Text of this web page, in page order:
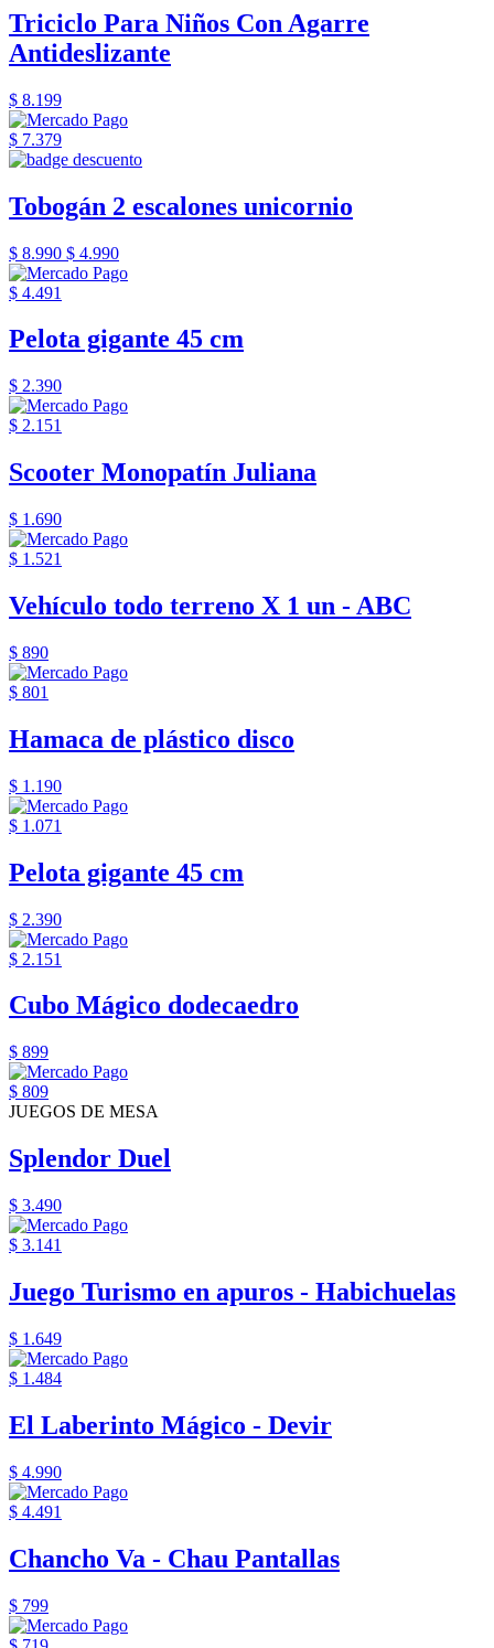
Triciclo Para Niños Con Agarre
Antideslizante
$ 8.199
$ 7.379
Tobogán 2 escalones unicornio
$ 8.990 $ 4.990
$ 4.491
Pelota gigante 45 cm
$ 2.390
$ 2.151
Scooter Monopatín Juliana
$ 1.690
$ 1.521
Vehículo todo terreno X 1 un - ABC
$ 890
$ 801
Hamaca de plástico disco
$ 1.190
$ 1.071
Pelota gigante 45 cm
$ 2.390
$ 2.151
Cubo Mágico dodecaedro
$ 899
$ 809
JUEGOS DE MESA
Splendor Duel
$ 3.490
$ 3.141
Juego Turismo en apuros - Habichuelas
$ 1.649
$ 1.484
El Laberinto Mágico - Devir
$ 4.990
$ 4.491
Chancho Va - Chau Pantallas
$ 799